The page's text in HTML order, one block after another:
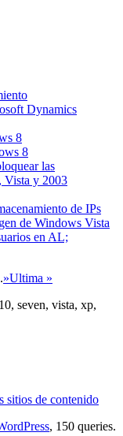
Dynamics
8
8
las
Vista y 2003
de IPs
de Windows Vista
en AL;
»Ultima »
seven, vista, xp,
sitios de contenido
, 150 queries.